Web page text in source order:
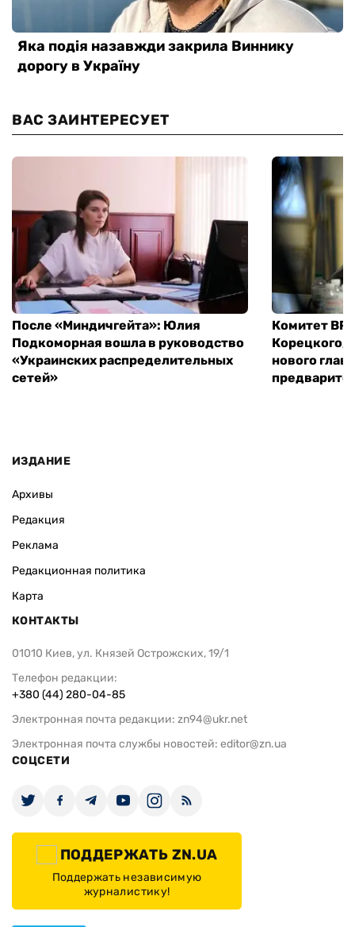
ВАС ЗАИНТЕРЕСУЕТ
После «Миндичгейта»: Юлия
Подкоморная вошла в руководство
«Украинских распределительных
сетей»
Комитет ВР
Корецкого,
нового
ИЗДАНИЕ
Архивы
Редакция
Реклама
Редакционная политика
Карта
КОНТАКТЫ
01010 Киев, ул. Князей Острожских, 19/1
Телефон редакции:
+380 (44) 280-04-85
Электронная почта редакции: zn94@ukr.net
Электронная почта службы новостей: editor@zn.ua
СОЦСЕТИ
ПОДДЕРЖАТЬ ZN.UA
Поддержать независимую
журналистику!